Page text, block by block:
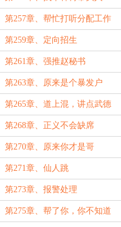
第257章、帮忙打听分配工作
第259章、定向招生
第261章、强推赵秘书
第263章、原来是个暴发户
第265章、道上混，讲点武德
第268章、正义不会缺席
第270章、原来你才是哥
第271章、仙人跳
第273章、报警处理
第275章、帮了你，你不知道